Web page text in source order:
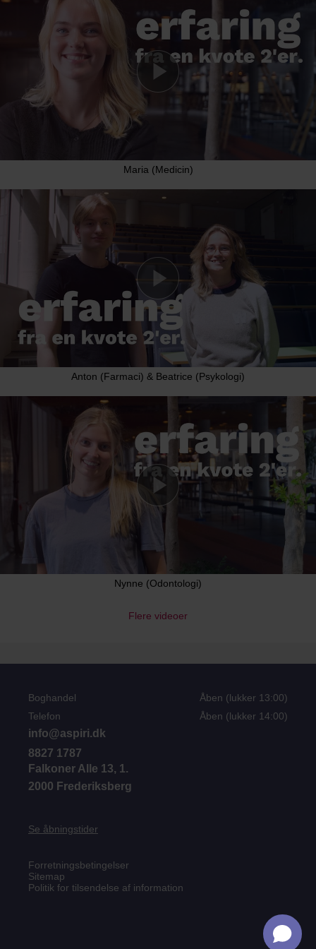
Maria (Medicin)
Anton (Farmaci) & Beatrice (Psykologi)
Nynne (Odontologi)
Flere videoer
info@aspiri.dk
8827 1787
Boghandel Åben (lukker 13:00)
Telefon
Åben (lukker 14:00)
Falkoner Alle 13, 1.
2000 Frederiksberg
Se åbningstider
Forretningsbetingelser
Sitemap
Politik for tilsendelse af information